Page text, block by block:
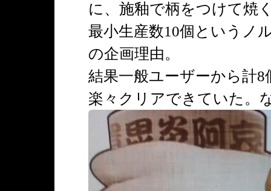
に、施釉で柄をつけて焼
最小生産数10個というノ
の企画理由。
結果一般ユーザーから計
楽々クリアできていた